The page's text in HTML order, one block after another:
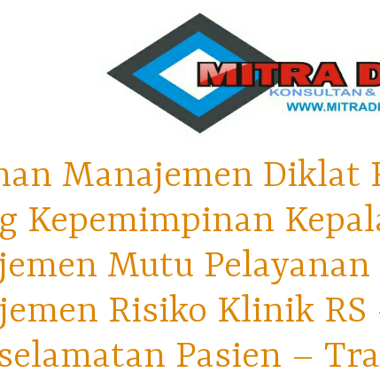
Manajemen Diklat
Kepemimpinan
Mutu
Risiko Klinik
Pasien –